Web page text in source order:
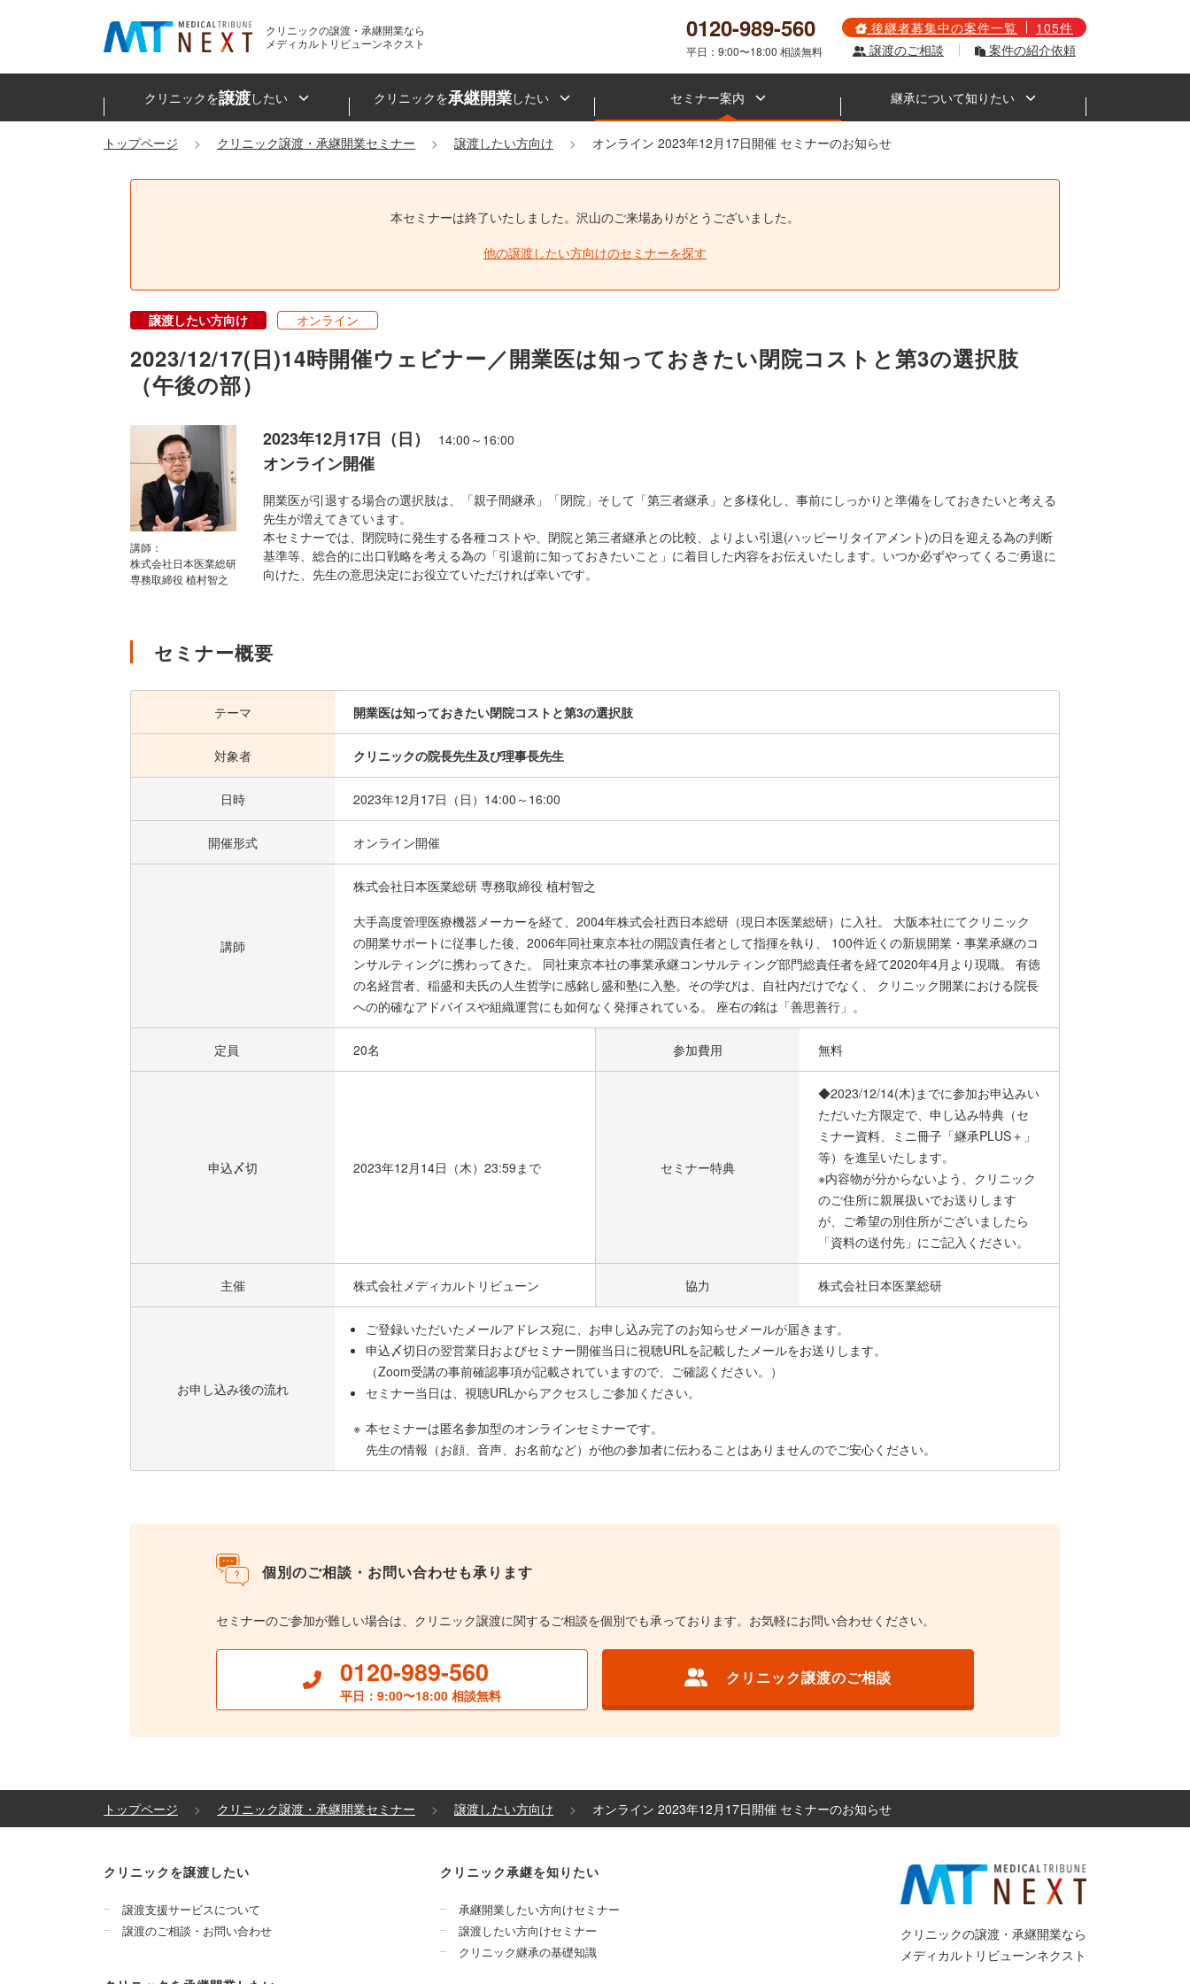
クリニックの譲渡・承継開業なら
メディカルトリビューンネクスト
0120-989-560
平日：9:00〜18:00 相談無料
後継者募集中の案件一覧
105件
譲渡のご相談
案件の紹介依頼
クリニックを譲渡したい クリニックを承継開業したい セミナー案内 継承について知りたい
トップページ クリニック譲渡・承継開業セミナー 譲渡したい方向け オンライン 2023年12月17日開催 セミナーのお知らせ
本セミナーは終了いたしました。 沢山のご来場ありがとうございました。
他の譲渡したい方向けのセミナーを探す
譲渡したい方向け オンライン
2023/12/17(日)14時開催ウェビナー／開業医は知っておきたい閉院コストと第3の選択肢
（午後の部）
講師：
株式会社日本医業総研
専務取締役 植村智之
2023年12月17日（日） 14:00～16:00
オンライン開催
開業医が引退する場合の選択肢は、「親子間継承」「閉院」そして「第三者継承」と多様化し、事前にしっかりと準備をしておきたいと考える
先生が増えてきています。
本セミナーでは、閉院時に発生する各種コストや、閉院と第三者継承との比較、よりよい引退(ハッピーリタイアメント)の日を迎える為の判断
基準等、総合的に出口戦略を考える為の「引退前に知っておきたいこと」に着目した内容をお伝えいたします。いつか必ずやってくるご勇退に
向けた、先生の意思決定にお役立ていただければ幸いです。
セミナー概要
テーマ 開業医は知っておきたい閉院コストと第3の選択肢
対象者 クリニックの院長先生及び理事長先生
日時 2023年12月17日（日） 14:00～16:00
開催形式 オンライン開催
講師
株式会社日本医業総研 専務取締役 植村智之
大手高度管理医療機器メーカーを経て、2004年株式会社西日本総研（現日本医業総研）に入社。 大阪本社にてクリニック
の開業サポートに従事した後、2006年同社東京本社の開設責任者として指揮を執り、 100件近くの新規開業・事業承継のコ
ンサルティングに携わってきた。 同社東京本社の事業承継コンサルティング部門総責任者を経て2020年4月より現職。 有徳
の名経営者、稲盛和夫氏の人生哲学に感銘し盛和塾に入塾。その学びは、自社内だけでなく、 クリニック開業における院長
への的確なアドバイスや組織運営にも如何なく発揮されている。 座右の銘は「善思善行」。
定員 20名 参加費用 無料
申込〆切 2023年12月14日（木）23:59まで セミナー特典
◆2023/12/14(木)までに参加お申込みい
ただいた方限定で、申し込み特典（セ
ミナー資料、ミニ冊子「継承PLUS＋」
等）を進呈いたします。
※内容物が分からないよう、クリニック
のご住所に親展扱いでお送りします
が、ご希望の別住所がございましたら
「資料の送付先」にご記入ください。
主催 株式会社メディカルトリビューン 協力 株式会社日本医業総研
お申し込み後の流れ
ご登録いただいたメールアドレス宛に、お申し込み完了のお知らせメールが届きます。
申込〆切日の翌営業日およびセミナー開催当日に視聴URLを記載したメールをお送りします。
（Zoom受講の事前確認事項が記載されていますので、ご確認ください。）
セミナー当日は、視聴URLからアクセスしご参加ください。
本セミナーは匿名参加型のオンラインセミナーです。
先生の情報（お顔、音声、お名前など）が他の参加者に伝わることはありませんのでご安心ください。
個別のご相談・お問い合わせも承ります
セミナーのご参加が難しい場合は、クリニック譲渡に関するご相談を個別でも承っております。お気軽にお問い合わせください。
0120-989-560
平日：9:00〜18:00 相談無料
クリニック譲渡のご相談
トップページ クリニック譲渡・承継開業セミナー 譲渡したい方向け オンライン 2023年12月17日開催 セミナーのお知らせ
クリニックを譲渡したい
譲渡支援サービスについて
譲渡のご相談・お問い合わせ
クリニック承継を知りたい
承継開業したい方向けセミナー
譲渡したい方向けセミナー
クリニック継承の基礎知識
クリニックの譲渡・承継開業なら
メディカルトリビューンネクスト